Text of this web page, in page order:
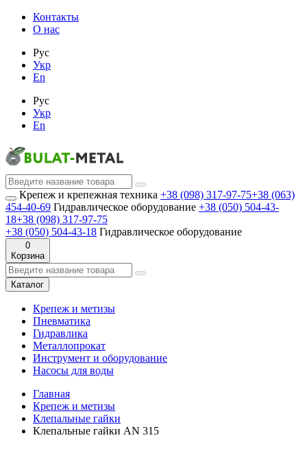
Контакты
О нас
Рус
Укр
En
Рус
Укр
En
Крепеж и крепежная техника +38 (098) 317-97-75+38 (063)
454-40-69 Гидравлическое оборудование +38 (050) 504-43-
18+38 (098) 317-97-75
+38 (050) 504-43-18 Гидравлическое оборудование
0
Корзина
Каталог
Крепеж и метизы
Пневматика
Гидравлика
Металлопрокат
Инструмент и оборудование
Насосы для воды
Главная
Крепеж и метизы
Клепальные гайки
Клепальные гайки AN 315